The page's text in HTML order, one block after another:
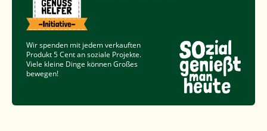
Wir spenden mit jedem verkauften
Produkt5 Centan soziale Projekte.
Viele kleine Dinge können Großes
bewegen!